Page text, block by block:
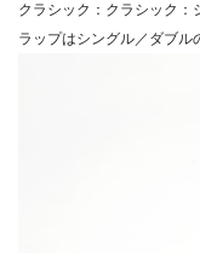
クラシック：クラシック：
ラップはシングル／ダブル